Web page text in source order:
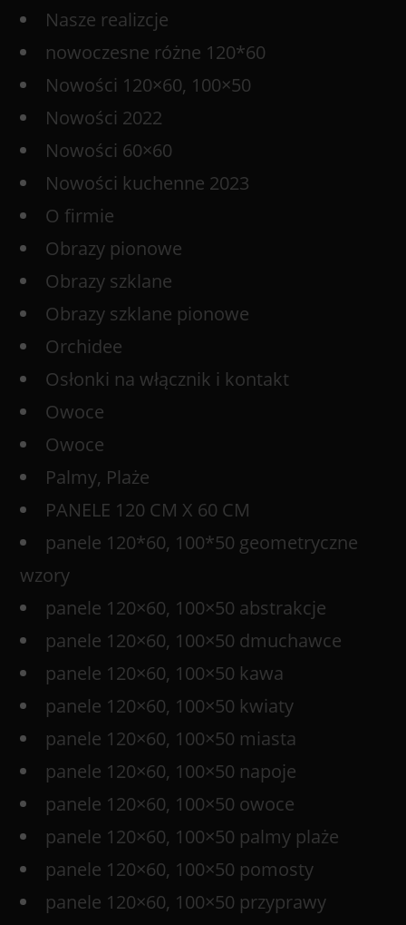
Nasze realizcje
nowoczesne różne 120*60
Nowości 120×60, 100×50
Nowości 2022
Nowości 60×60
Nowości kuchenne 2023
O firmie
Obrazy pionowe
Obrazy szklane
Obrazy szklane pionowe
Orchidee
Osłonki na włącznik i kontakt
Owoce
Owoce
Palmy, Plaże
PANELE 120 CM X 60 CM
panele 120*60, 100*50 geometryczne
wzory
panele 120×60, 100×50 abstrakcje
panele 120×60, 100×50 dmuchawce
panele 120×60, 100×50 kawa
panele 120×60, 100×50 kwiaty
panele 120×60, 100×50 miasta
panele 120×60, 100×50 napoje
panele 120×60, 100×50 owoce
panele 120×60, 100×50 palmy plaże
panele 120×60, 100×50 pomosty
panele 120×60, 100×50 przyprawy